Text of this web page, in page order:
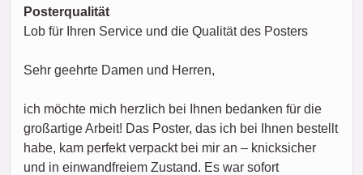
Posterqualität
Lob für Ihren Service und die Qualität des Posters
Sehr geehrte Damen und Herren,
ich möchte mich herzlich bei Ihnen bedanken für die
großartige Arbeit! Das Poster, das ich bei Ihnen bestellt
habe, kam perfekt verpackt bei mir an – knicksicher
und in einwandfreiem Zustand. Es war sofort